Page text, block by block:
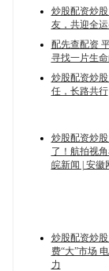
炒股配资炒
友，共迎全
配先查配资
寻找一片生
炒股配资炒
任，长路共行
炒股配资炒
了！航拍视
皖新闻 | 安徽
炒股配资炒
费“大”市场
力